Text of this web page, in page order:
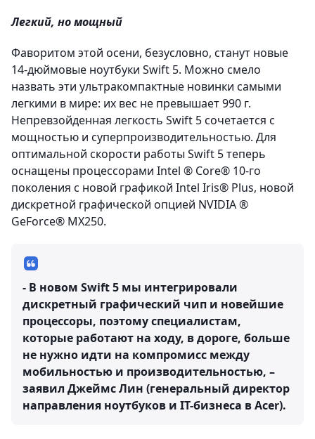
Легкий, но мощный
Фаворитом этой осени, безусловно, станут новые
14-дюймовые ноутбуки Swift 5. Можно смело
назвать эти ультракомпактные новинки самыми
легкими в мире: их вес не превышает 990 г.
Непревзойденная легкость Swift 5 сочетается с
мощностью и суперпроизводительностью. Для
оптимальной скорости работы Swift 5 теперь
оснащены процессорами Intel ® Core® 10-го
поколения с новой графикой Intel Iris® Plus, новой
дискретной графической опцией NVIDIA ®
GeForce® MX250.
- В новом Swift 5 мы интегрировали
дискретный графический чип и новейшие
процессоры, поэтому специалистам,
которые работают на ходу, в дороге, больше
не нужно идти на компромисс между
мобильностью и производительностью, –
заявил Джеймс Лин (генеральный директор
направления ноутбуков и IT-бизнеса в Acer).